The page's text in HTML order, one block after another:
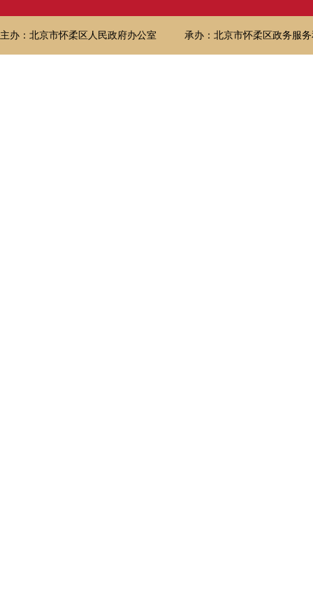
主办：北京市怀柔区人民政府办公室 承办：北京市怀柔区政务服